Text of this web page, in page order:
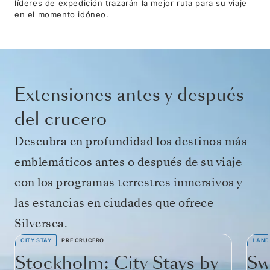
líderes de expedición trazarán la mejor ruta para su viaje
en el momento idóneo.
Extensiones antes y después
del crucero
Descubra en profundidad los destinos más
emblemáticos antes o después de su viaje
con los programas terrestres inmersivos y
las estancias en ciudades que ofrece
Silversea.
CITY STAY PRE CRUCERO
Stockholm: City Stays by